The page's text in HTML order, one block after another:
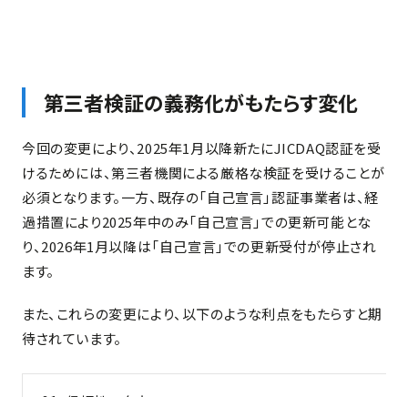
第三者検証の義務化がもたらす変化
今回の変更により、2025年1月以降新たにJICDAQ認証を受
けるためには、第三者機関による厳格な検証を受けることが
必須となります。一方、既存の「自己宣言」認証事業者は、経
過措置により2025年中のみ「自己宣言」での更新可能とな
り、2026年1月以降は「自己宣言」での更新受付が停止され
ます。
また、これらの変更により、以下のような利点をもたらすと期
待されています。